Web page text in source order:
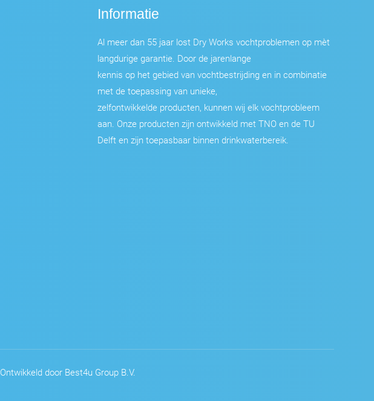
Informatie
Al meer dan 55 jaar lost Dry Works vochtproblemen op mèt
langdurige garantie. Door de jarenlange
kennis op het gebied van vochtbestrijding en in combinatie
met de toepassing van unieke,
zelfontwikkelde producten, kunnen wij elk vochtprobleem
aan. Onze producten zijn ontwikkeld met TNO en de TU
Delft en zijn toepasbaar binnen drinkwaterbereik.
Ontwikkeld door Best4u Group B.V.